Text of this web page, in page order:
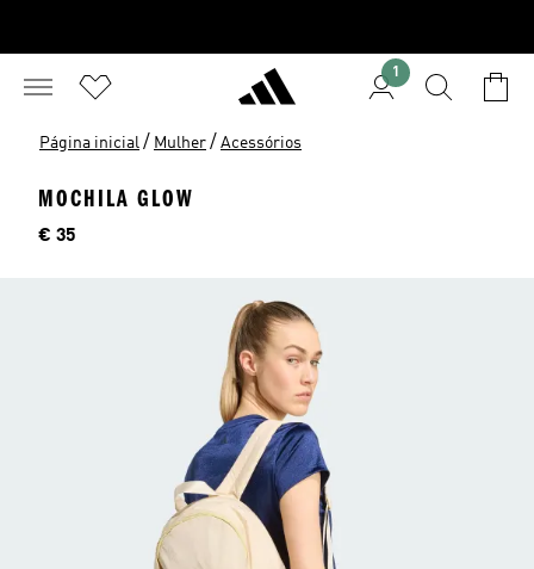
1
Página inicial / Mulher / Acessórios
MOCHILA GLOW
Preço
€ 35